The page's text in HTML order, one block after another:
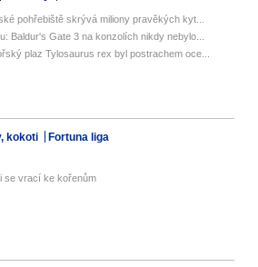
pohřebiště skrývá miliony pravěkých kyt...
Baldur's Gate 3 na konzolích nikdy nebylo...
plaz Tylosaurus rex byl postrachem oce...
kokoti Fortuna liga
se vrací ke kořenům